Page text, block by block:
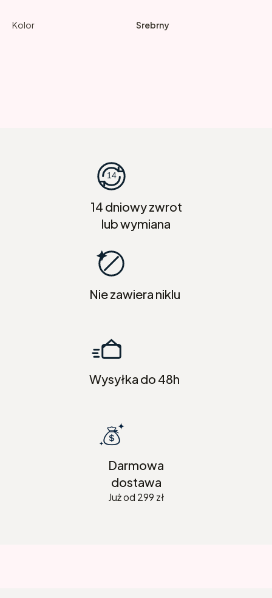
Kolor Srebrny
14 dniowy zwrot
lub wymiana
Nie zawiera niklu
Wysyłka do 48h
Darmowa
dostawa
Już od 299 zł